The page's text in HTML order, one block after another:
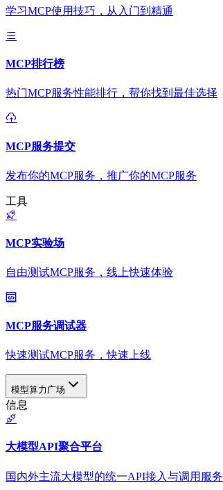
学习MCP使用技巧，从入门到精通
MCP排行榜
热门MCP服务性能排行，帮你找到最佳选择
MCP服务提交
发布你的MCP服务，推广你的MCP服务
工具
MCP实验场
自由测试MCP服务，线上快速体验
MCP服务调试器
快速测试MCP服务，快速上线
模型算力广场
信息
大模型API聚合平台
国内外主流大模型的统一API接入与调用服务